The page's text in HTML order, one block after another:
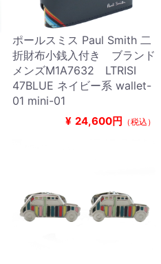
ポールスミス Paul Smith 二
折財布小銭入付き ブランド
メンズM1A7632 LTRISI
47BLUE ネイビー系 wallet-
01 mini-01
¥ 24,600円 （税込）